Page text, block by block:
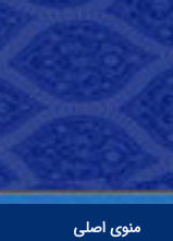
منوی اصلی